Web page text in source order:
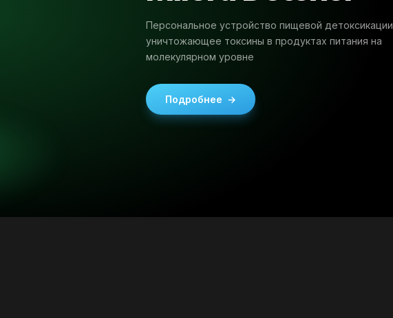
Персональное устройство пищевой детоксикации,
уничтожающее токсины в продуктах питания на
молекулярном уровне
Подробнее